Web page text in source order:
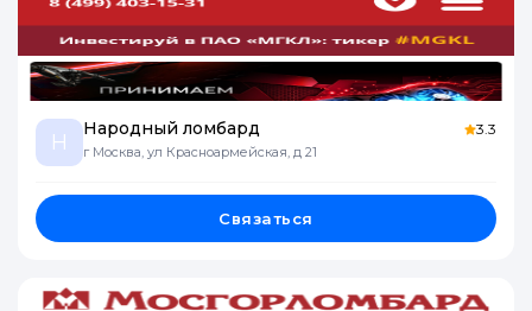
Н
Народный ломбард
г Москва, ул Красноармейская, д 21
3.3
Связаться